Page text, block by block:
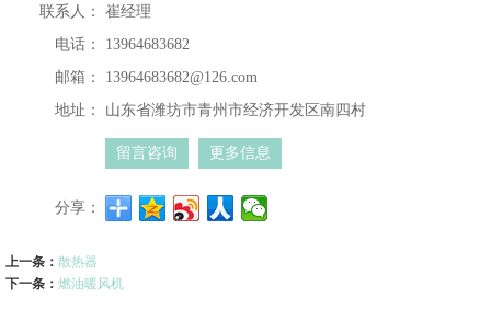
联系人：
崔经理
电话：
13964683682
邮箱：
13964683682@126.com
地址：
山东省潍坊市青州市经济开发区南四村
留言咨询 更多信息
分享：
上一条： 散热器
下一条： 燃油暖风机